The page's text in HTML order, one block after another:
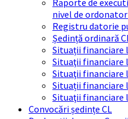
Raporte de
nivel de
Registru datorie
Ședință ordinară
Situații financiare
Situaţii financiare
Situaţii financiare
Situații financiare
Situaţii financiare
Convocări ședințe CL